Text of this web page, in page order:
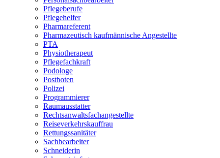
Pflegeberufe
Pflegehelfer
Pharmareferent
Pharmazeutisch kaufmännische Angestellte
PTA
Physiotherapeut
Pflegefachkraft
Podologe
Postboten
Polizei
Programmierer
Raumausstatter
Rechtsanwaltsfachangestellte
Reiseverkehrskauffrau
Rettungssanitäter
Sachbearbeiter
Schneiderin